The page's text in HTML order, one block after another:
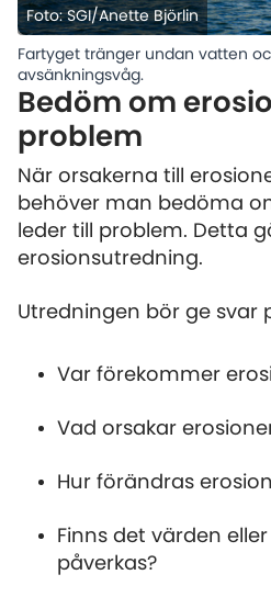
Fartyget tränger undan vatten
avsänkningsvåg.
Foto: SGI/Anette Björlin
Bedöm om
problem
När orsakerna till
behöver man bedöma
leder till problem. Detta
erosionsutredning.
Utredningen bör ge svar
Var förekommer
Vad orsakar
Hur förändras
Finns det värden
påverkas?